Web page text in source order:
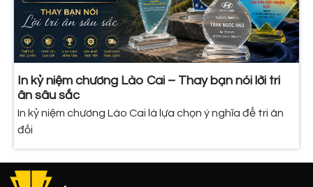
In kỷ niệm chương Lào Cai – Thay bạn nói lời tri
ân sâu sắc
In kỷ niệm chương Lào Cai là lựa chọn ý nghĩa để tri ân
đối